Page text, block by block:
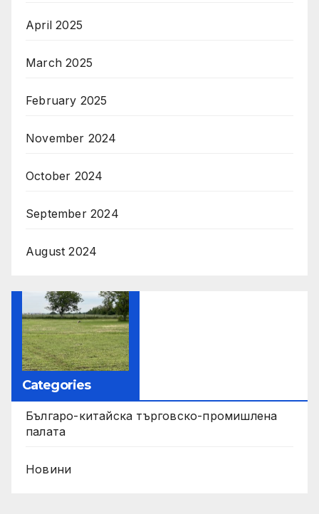
April 2025
March 2025
February 2025
November 2024
October 2024
September 2024
August 2024
Categories
Българо-китайска търговско-промишлена
палата
Новини